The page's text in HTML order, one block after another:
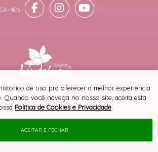
PLATAFORMA B2B
® TODOS DIREITOS RESERVADOS
de uso pra oferecer a melhor experiência
Quando você navega no nosso site, aceita esta
Política de Cookies e Privacidade
ACEITAR E FECHAR